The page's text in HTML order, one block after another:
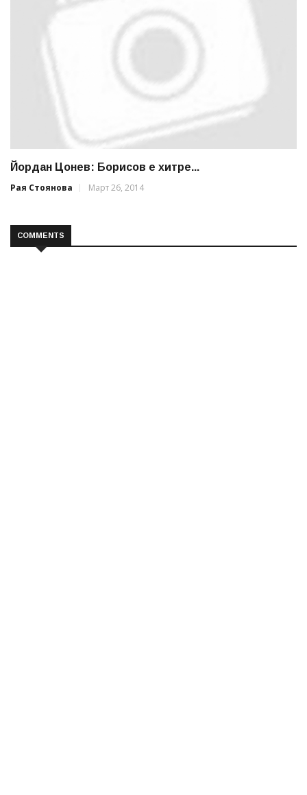
Йордан Цонев: Борисов е хитре...
Рая Стоянова
Март 26, 2014
COMMENTS